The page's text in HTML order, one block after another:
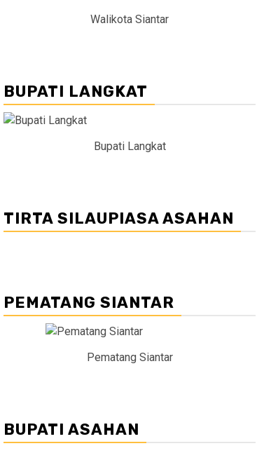
Walikota Siantar
BUPATI LANGKAT
Bupati Langkat
TIRTA SILAUPIASA ASAHAN
PEMATANG SIANTAR
Pematang Siantar
BUPATI ASAHAN